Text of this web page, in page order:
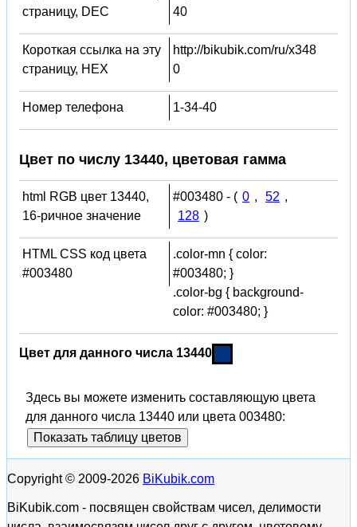
страницу, DEC
40
Короткая ссылка на эту
страницу, HEX
http://bikubik.com/ru/x348
0
Номер телефона 1-34-40
Цвет по числу 13440, цветовая гамма
html RGB цвет 13440,
16-ричное значение
#003480 - ( 0 , 52 ,
128 )
HTML CSS код цвета
#003480
.color-mn { color:
#003480; }
.color-bg { background-
color: #003480; }
Цвет для данного числа 13440
Здесь вы можете изменить составляющую цвета
для данного числа 13440 или цвета 003480:
Показать таблицу цветов
Copyright © 2009-2026 BiKubik.com
BiKubik.com - посвящен свойствам чисел, делимости